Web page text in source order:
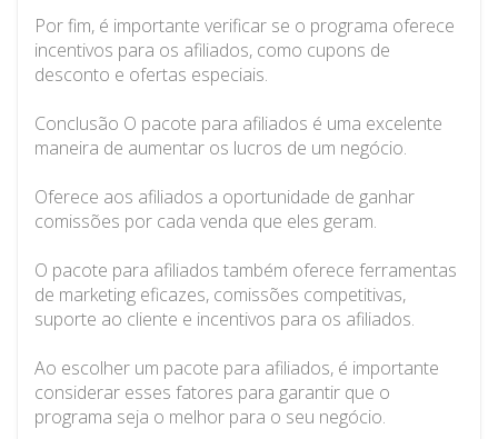
Por fim, é importante verificar se o programa oferece
incentivos para os afiliados, como cupons de
desconto e ofertas especiais.
Conclusão O pacote para afiliados é uma excelente
maneira de aumentar os lucros de um negócio.
Oferece aos afiliados a oportunidade de ganhar
comissões por cada venda que eles geram.
O pacote para afiliados também oferece ferramentas
de marketing eficazes, comissões competitivas,
suporte ao cliente e incentivos para os afiliados.
Ao escolher um pacote para afiliados, é importante
considerar esses fatores para garantir que o
programa seja o melhor para o seu negócio.